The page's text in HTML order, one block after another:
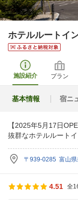
ホテルルートイ
施設紹介 プラン
基本情報 宿ニ
【2025年5月17日
抜群なホテルルート
〒939-0285 富山
4.51 全